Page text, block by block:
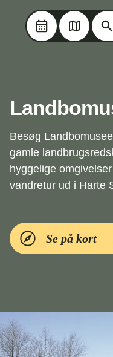
Skip
Søg
Besøg
gamle
hyggelige
vandretur ud i Harte
Se på kort